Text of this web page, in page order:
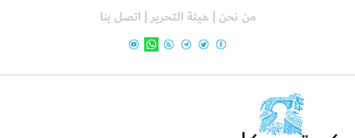
من نحن | هيئة التحرير | اتصل بنا